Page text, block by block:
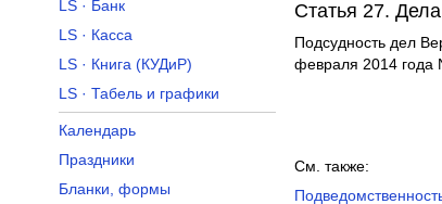
Статья 27.
Подсудность дел
февраля 2014 года
См. также:
LS · Банк
LS · Касса
LS · Книга (КУДиР)
LS · Табель и графики
Календарь
Праздники
Бланки, формы